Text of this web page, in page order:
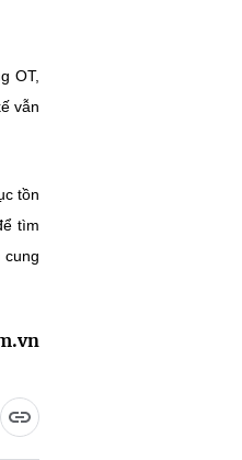
OT,
vẫn
tồn
tìm
cung